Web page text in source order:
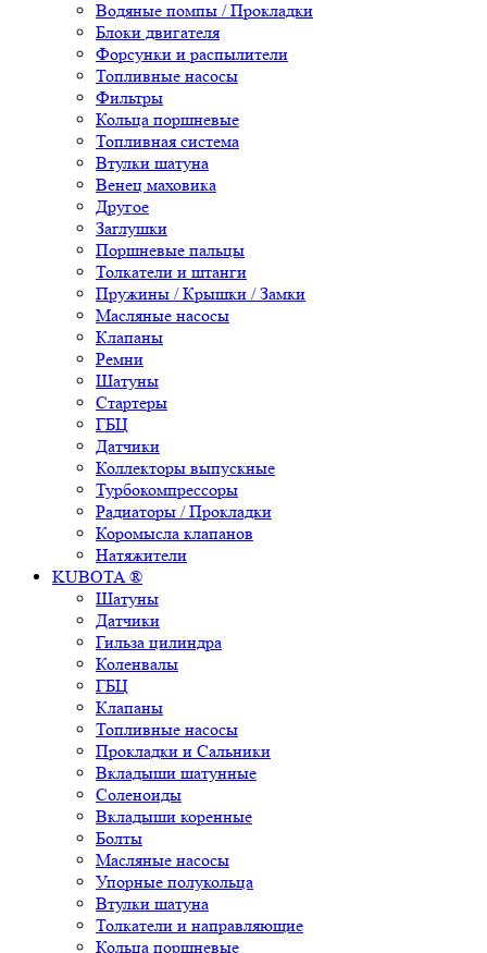
Водяные помпы / Прокладки
Блоки двигателя
Форсунки и распылители
Топливные насосы
Фильтры
Кольца поршневые
Топливная система
Втулки шатуна
Венец маховика
Другое
Заглушки
Поршневые пальцы
Толкатели и штанги
Пружины / Крышки / Замки
Масляные насосы
Клапаны
Ремни
Шатуны
Стартеры
ГБЦ
Датчики
Коллекторы выпускные
Турбокомпрессоры
Радиаторы / Прокладки
Коромысла клапанов
Натяжители
KUBOTA ®
Шатуны
Датчики
Гильза цилиндра
Коленвалы
ГБЦ
Клапаны
Топливные насосы
Прокладки и Сальники
Вкладыши шатунные
Соленоиды
Вкладыши коренные
Болты
Масляные насосы
Упорные полукольца
Втулки шатуна
Толкатели и направляющие
Кольца поршневые